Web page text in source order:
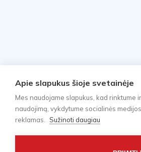
Apie slapukus šioje svetainėje
Mes naudojame slapukus, kad
naudojimą, vykdytume socialinės
reklamas.
Sužinoti daugiau